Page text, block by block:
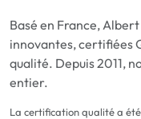
Basé en France,
innovantes, certifiées
qualité. Depuis 2011,
entier.
La certification qualité a